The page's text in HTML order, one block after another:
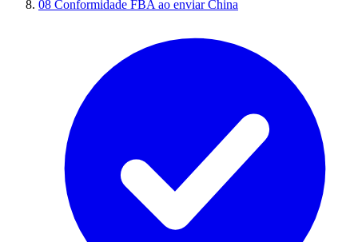
08 Conformidade FBA ao enviar China